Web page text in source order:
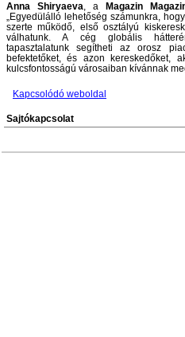
Anna Shiryaeva, a
Magazin
„Egyedülálló lehetőség számunkra,
szerte működő, első osztályú
válhatunk. A cég globális
tapasztalatunk segítheti az orosz
befektetőket, és azon kereskedőket,
kulcsfontosságú városaiban kívánnak
Kapcsolódó weboldal
Sajtókapcsolat